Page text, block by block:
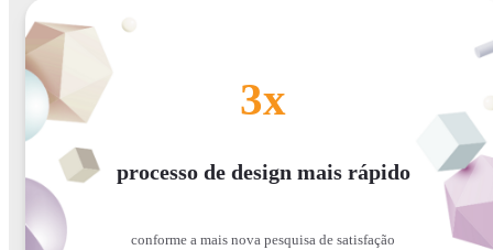
3x
processo de design mais rápido
conforme a mais nova pesquisa de satisfação